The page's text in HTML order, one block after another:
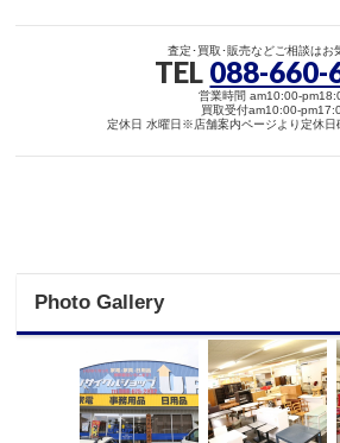
査定･買取･販売などご相談はお
TEL 088-660-
営業時間 am10:00-
買取受付am10:00-
定休日 水曜日※店舗案内ページより定休日
Photo Gallery